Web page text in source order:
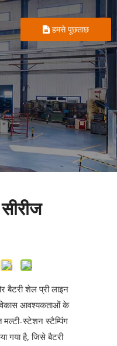
हमसे पूछताछ
करें
बैटरी शेल प्री लाइन
विकास आवश्यकताओं के
स्टेशन स्टैम्पिंग
गया है, जिसे बैटरी